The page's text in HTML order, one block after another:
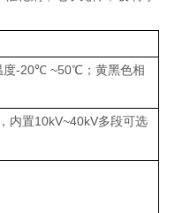
度-20℃ ~50℃；黄黑色相
内置10kV~40kV多段可选